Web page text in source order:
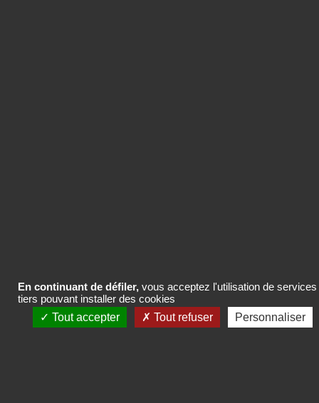
En continuant de défiler, vous acceptez l'utilisation de services
tiers pouvant installer des cookies
Tout accepter
Tout refuser Personnaliser